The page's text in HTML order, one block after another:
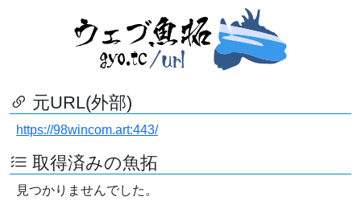
元URL(外部)
https://98wincom.art:443/
取得済みの魚拓
見つかりませんでした。